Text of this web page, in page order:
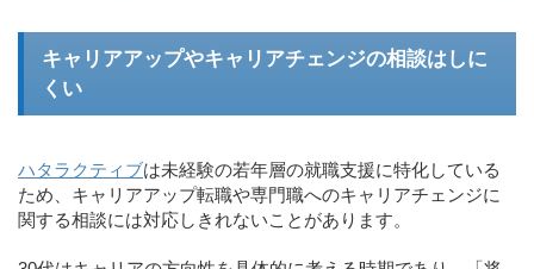
キャリアアップやキャリアチェンジの相談はしに
くい
ハタラクティブは未経験の若年層の就職支援に特化している
ため、キャリアアップ転職や専門職へのキャリアチェンジに
関する相談には対応しきれないことがあります。